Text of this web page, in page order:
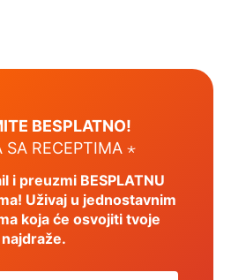
BESPLATNO!
SA RECEPTIMA ⋆
i preuzmi BESPLATNU
Uživaj u jednostavnim
koja će osvojiti tvoje
najdraže.